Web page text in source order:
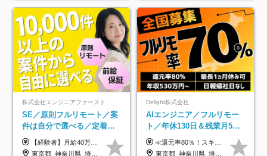
株式会社エンジニアファースト
SE／原則フルリモート／案
件は自分で選べる／定着率
93%／20～30代活躍中！
【経験者】月給40万円～120万円(固定残業代含む)+各種手当 ★前職給与の総収入額を100％保証｜還元率84％〜100％ ★20代の平均年収570万円 ※月給には、みなし残業手当(月30時間／5万8000円以上)を含みます 超過分は別途追加支給 ※固定残業代は、時間外労働の有無に関わらず30時間分を、月5万8000円~15万7000円支給 ※上記を超える時間外労働分は追加で支給 【未経験者】月給21万円以上＋各種手当 固定残業なし(残業代発生分全額支給) ※6ヶ月の試用期間あり（※条件に変動なし） ▼単価連動性×還元率は84％～100％で収入の大幅UPが可能！ ・案件単価が月50万円の場合：年収417万円 ・案件単価が月70万円の場合：年収584万円 ・案件単価が月100万円の場合：年収834万円 ＜モデル年収＞ ▼400万円～500万円(入社初年度) ▼542万円～626万円(入社2年) ▼667万円～700万円(入社3年） ▼709万円～801万円(入社5年）
東京都_神奈川県_埼玉県_千葉県_大阪府_愛知県_北海道_青森県_岩手県_宮城県_秋田県_山形県_福島県_茨城県_栃木県_群馬県_新潟県_山梨県_長野県_富山県_石川県_福井県_静岡県_岐阜県_三重県_兵庫県_京都府_滋賀県_奈良県_和歌山県_広島県_岡山県_鳥取県_島根県_山口県_徳島県_香川県_愛媛県_高知県_福岡県_熊本県_佐賀県_長崎県_大分県_宮崎県_鹿児島県_沖縄県
Delight株式会社
AIエンジニア／フルリモー
ト／年休130日＆残業月5h
以下／1カ月連休可／案件選
択制／還元率80%
≪還元率80％！スキルや経験をしっかり収入に反映します≫ 年俸530万円以上＋業績賞与 ※スキル・経験を考慮の上、優遇いたします ※上記年俸を12分割し、月1回支給します ※上記年俸には固定残業代月20時間分(月6万9000円以上)が含まれます。残業はほとんど発生しませんが、超過した場合は追加支給します ★AIを使った自社への貢献も、貢献度に応じて給与に反映する制度があります
東京都_神奈川県_埼玉県_千葉県_大阪府_愛知県_北海道_青森県_岩手県_宮城県_秋田県_山形県_福島県_茨城県_栃木県_群馬県_新潟県_山梨県_長野県_富山県_石川県_福井県_静岡県_岐阜県_三重県_兵庫県_京都府_滋賀県_奈良県_和歌山県_広島県_岡山県_鳥取県_島根県_山口県_徳島県_香川県_愛媛県_高知県_福岡県_熊本県_佐賀県_長崎県_大分県_宮崎県_鹿児島県_沖縄県